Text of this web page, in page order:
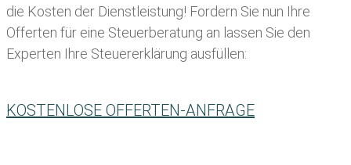
die Kosten der Dienstleistung! Fordern Sie nun Ihre
Offerten für eine Steuerberatung an lassen Sie den
Experten Ihre Steuererklärung ausfüllen:
KOSTENLOSE OFFERTEN-ANFRAGE